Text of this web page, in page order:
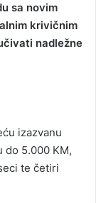
sa novim
krivičnim
nadležne
izazvanu
do 5.000 KM,
te četiri